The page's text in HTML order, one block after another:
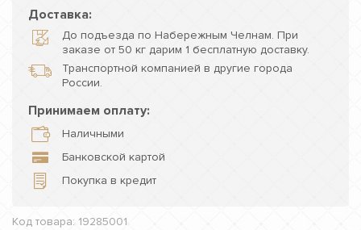
Доставка:
До подъезда по Набережным Челнам. При
заказе от 50 кг дарим 1 бесплатную доставку.
Транспортной компанией в другие города
России.
Принимаем оплату:
Наличными
Банковской картой
Покупка в кредит
Код товара: 19285001